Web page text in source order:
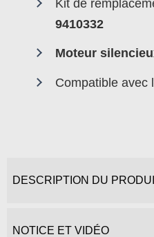
Kit de
9410332
Moteur
Compatible avec
DESCRIPTION DU
NOTICE ET VIDÉO